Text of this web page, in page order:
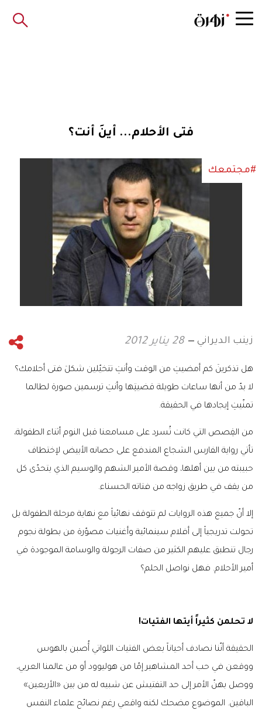
فتى الأحلام... أينَ أنت؟
#مجتمعك
زينب الديراني 28 يناير 2012
هل تذكرينَ كم أمضيتِ من الوقت وأنتِ تتخيّلين شكلَ فتى أحلامك؟
لا بدّ من أنها ساعات طويلة قضيتِها وأنتِ ترسمين صورة لطالما
تمنّيتِ إيجادها في الحقيقة.
من القِصص التي كانت تُسرد على مسامعنا قبل النوم أثناء الطفولة،
تأتي رواية الفارس الشجاع المندفع على حصانه الأبيض لإختطاف
حبيبته من بين أهلها، وقصة الأمير الشهم والوسيم الذي يتحدّى كل
من يقف في طريق زواجه من فتاته الحسناء.
إلا أنّ جميع هذه الروايات لم تتوقف نهائياً مع نهاية مرحلة الطفولة بل
تحولت تدريجياً إلى أفلام سينمائية وأغنيات مصوّرة من بطولة نجوم
رجال تنطبق عليهم الكثير من صفات الرجولة والوسامة الموجودة في
أمير الأحلام. فهل نواصل الحلم؟
لا تحلمن كثيراً أيتها الفتيات!
الحقيقة أنّنا نصادف أحياناً بعض الفتيات اللواتي أُصبن بالهوس
ووقعن في حب أحد المشاهير إمّا من هوليوود أو من عالمنا العربي،
ووصل بهنّ الأمر إلى حد التفتيش عن شبيه له من بين «الأربعين»
الباقين. الموضوع مضحك لكنه واقعي رغم نصائح علماء النفس